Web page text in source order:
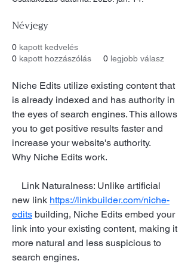
Névjegy
0 kapott kedvelés
0 kapott hozzászólás 0 legjobb válasz
Niche Edits utilize existing content that
is already indexed and has authority in
the eyes of search engines. This allows
you to get positive results faster and
increase your website's authority.
Why Niche Edits work.
new link https://linkbuilder.com/niche-
edits building, Niche Edits embed your
link into your existing content, making it
more natural and less suspicious to
search engines.